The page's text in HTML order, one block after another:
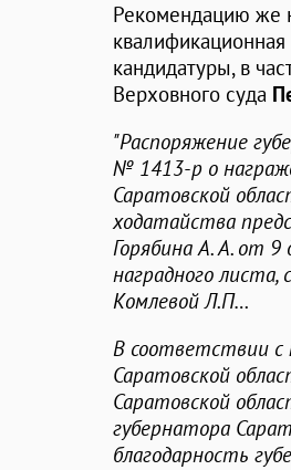
Рекомендацию же
кандидатуры, в
Верховного суда
"Распоряжение
№ 1413-р о
Саратовской
ходатайства
Горябина А. А. от
наградного
Комлевой Л.П…
В соответствии с
Саратовской
Саратовской
губернатора
благодарность